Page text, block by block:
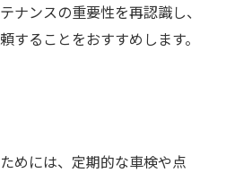
ナンスの重要性を再認識し、
することをおすすめします。
めには、定期的な車検や点